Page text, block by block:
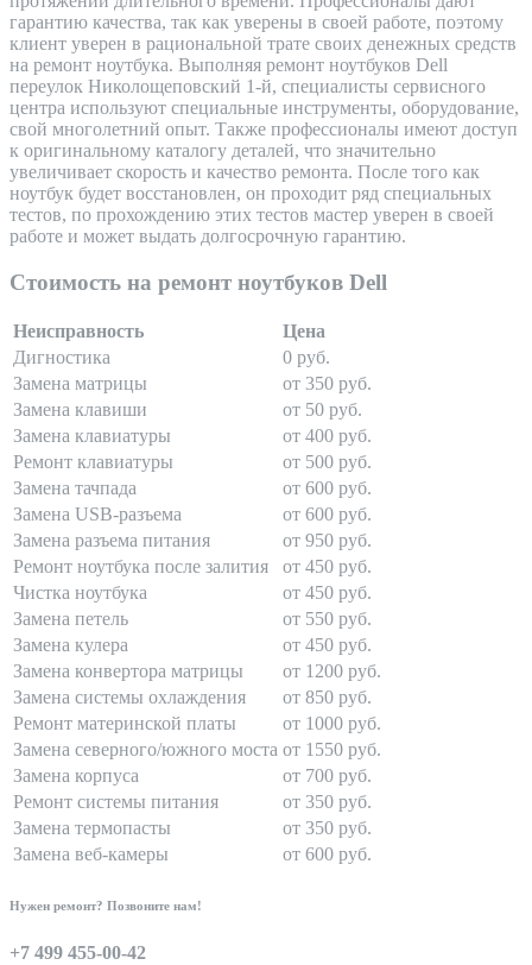
гарантию качества, так как уверены в своей работе, поэтому
клиент уверен в рациональной трате своих денежных средств
на ремонт ноутбука. Выполняя ремонт ноутбуков Dell
переулок Николощеповский 1-й, специалисты сервисного
центра используют специальные инструменты, оборудование,
свой многолетний опыт. Также профессионалы имеют доступ
к оригинальному каталогу деталей, что значительно
увеличивает скорость и качество ремонта. После того как
ноутбук будет восстановлен, он проходит ряд специальных
тестов, по прохождению этих тестов мастер уверен в своей
работе и может выдать долгосрочную гарантию.
Стоимость на ремонт ноутбуков Dell
Неисправность
Цена
Дигностика
0 руб.
Замена матрицы
от 350 руб.
Замена клавиши
от 50 руб.
Замена клавиатуры
от 400 руб.
Ремонт клавиатуры
от 500 руб.
Замена тачпада
от 600 руб.
Замена USB-разъема
от 600 руб.
Замена разъема питания
от 950 руб.
Ремонт ноутбука после залития
от 450 руб.
Чистка ноутбука
от 450 руб.
Замена петель
от 550 руб.
Замена кулера
от 450 руб.
Замена конвертора матрицы
от 1200 руб.
Замена системы охлаждения
от 850 руб.
Ремонт материнской платы
от 1000 руб.
Замена северного/южного моста от 1550 руб.
Замена корпуса
от 700 руб.
Ремонт системы питания
от 350 руб.
Замена термопасты
от 350 руб.
Замена веб-камеры
от 600 руб.
Нужен ремонт? Позвоните нам!
+7 499 455-00-42